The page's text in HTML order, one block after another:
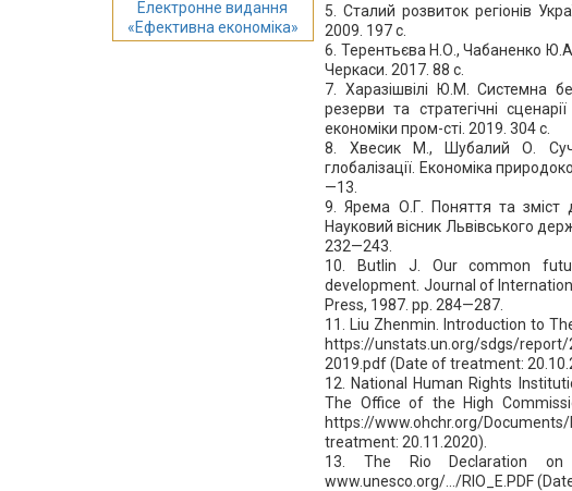
Електронне видання
«Ефективна економіка»
5. Сталий розвиток регіонів
2009. 197 c.
6. Терентьєва Н.О., Чабаненко Ю.А.
Черкаси. 2017. 88 с.
7. Харазішвілі Ю.М. Системна
резерви та стратегічні
економіки пром-сті. 2019. 304 с.
8. Хвесик М., Шубалий О.
глобалізації. Економіка
—13.
9. Ярема О.Г. Поняття та зміст
Науковий вісник Львівського
232—243.
10. Butlin J. Our common
development. Journal of
Press, 1987. pp. 284—287.
11. Liu Zhenmin. Introduction to
https://unstats.un.org/sdgs/report/
2019.pdf (Date of treatment:
12. National Human Rights
The Office of the High
https://www.ohchr.org/
treatment: 20.11.2020).
13. The Rio Declaration on
www.unesco.org/.../RIO_E.PDF